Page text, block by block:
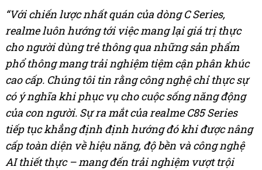
“Với chiến lược nhất quán của dòng C Series,
realme luôn hướng tới việc mang lại giá trị thực
cho người dùng trẻ thông qua những sản phẩm
phổ thông mang trải nghiệm tiệm cận phân khúc
cao cấp. Chúng tôi tin rằng công nghệ chỉ thực sự
có ý nghĩa khi phục vụ cho cuộc sống năng động
của con người. Sự ra mắt của realme C85 Series
tiếp tục khẳng định định hướng đó khi được nâng
cấp toàn diện về hiệu năng, độ bền và công nghệ
AI thiết thực – mang đến trải nghiệm vượt trội